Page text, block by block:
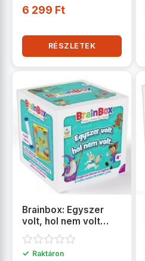
6 299 Ft
RÉSZLETEK
Brainbox: Egyszer
volt, hol nem volt
társasjáték - Új
kiadás
✓ Raktáron